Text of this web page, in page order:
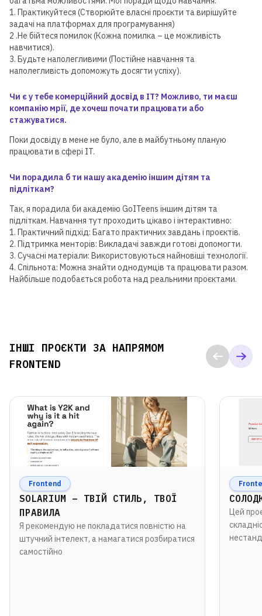
1. Практикуйтеся (Створюйте власні проєкти та вирішуйте
задачі на платформах для програмування)
2 .Не бійтеся помилок (Кожна помилка – це можливість
навчитися).
3. Будьте наполегливими (Постійне навчання та
наполегливість допоможуть досягти успіху).
Чи є у тебе комерційний досвід в ІТ? Можливо, ти маєш
компанію мрії, де хочеш почати працювати або
стажуватися.
Поки досвіду в мене не було, але в майбутньому планую
працювати в сфері IT.
Чи порадила б ти нашу академію іншим дітям та
підліткам?
Так, я порадила би академію GoITeens іншим дітям та
підліткам. Навчання тут проходить цікаво і інтерактивно:
1. Практичний підхід: Багато практичних завдань і проєктів.
2. Підтримка менторів: Викладачі завжди готові допомогти.
3. Сучасні матеріали: Використовуються найновіші технології.
4. Спільнота: Можна знайти однодумців та працювати разом.
Найбільше подобається робота над реальними проєктами.
ІНШІ ПРОЄКТИ ЗА НАПРЯМОМ
FRONTEND
Frontend
SOLARIUM – ТВІЙ СТИЛЬ, ТВОЇ
ПРАВИЛА
Я рекомендую не покладатися повністю на
штучний інтелект, а намагатися розбиратися
самостійно
Цей